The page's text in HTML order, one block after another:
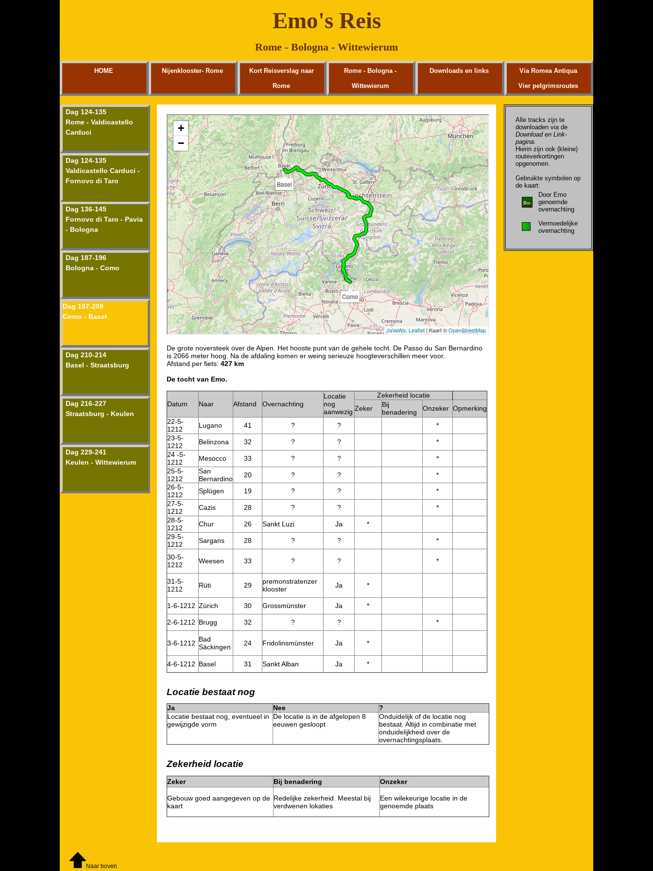
Emo's Reis
Rome - Bologna - Wittewierum
HOME Nijenklooster- Rome Kort Reisverslag naar
Rome
Rome - Bologna -
Wittewierum
Downloads en links Via Romea Antiqua
Vier pelgrimsroutes
Dag 124-135
Rome - Valdicastello
Carduci
Dag 124-135
Valdicastello Carduci -
Fornovo di Taro
Dag 136-145
Fornovo di Taro - Pavia
- Bologna
Dag 187-196
Bologna - Como
Dag 197-209
Como - Basel
Dag 210-214
Basel - Straatsburg
Dag 216-227
Straatsburg - Keulen
Dag 229-241
Keulen - Wittewierum
Alle tracks zijn te
downloaden via de
Download en Link-
pagina.
Hierin zijn ook (kleine)
routeverkortingen
opgenomen.
Gebruikte symbolen op
de kaart:
Door Emo
genoemde
overnachting
Vermoedelijke
overnachting
De grote noversteek over de Alpen. Het hooste punt van de gehele tocht. De Passo du San Bernardino
is 2066 meter hoog. Na de afdaling komen er weing serieuze hoogteverschillen meer voor.
Afstand per fiets: 427 km
De tocht van Emo.
Datum Naar Afstand Overnachting
Locatie
nog
aanwezig
Zekerheid locatie
Zeker
Bij
benadering
Onzeker Opmerking
22-5-
1212
Lugano 41 ? ?
*
23-5-
1212
Belinzona 32 ? ?
*
24 -5-
1212
Mesocco 33 ? ?
*
25-5-
1212
San
Bernardino
20 ? ?
*
26-5-
1212
Splügen 19 ? ?
*
27-5-
1212
Cazis 28 ? ?
*
28-5-
1212
Chur 26 Sankt Luzi Ja
*
29-5-
1212
Sargans 28 ? ? *
30-5-
1212
Weesen 33 ? ? *
31-5-
1212
Rüti 29
premonstratenzer
klooster
Ja *
1-6-1212 Zürich 30 Grossmünster Ja *
2-6-1212 Brugg 32 ? ? *
3-6-1212 Bad
Säckingen
24 Fridolinsmünster Ja *
4-6-1212 Basel 31 Sankt Alban Ja *
Locatie bestaat nog
Ja Nee
?
Locatie bestaat nog, eventueel in
gewijzigde vorm
De locatie is in de afgelopen 8
eeuwen gesloopt
Onduidelijk of de locatie nog
bestaat. Altijd in combinatie met
onduidelijkheid over de
overnachtingsplaats.
Zekerheid locatie
Zeker Bij benadering Onzeker
Gebouw goed aangegeven op de
kaart
Redelijke zekerheid. Meestal bij
verdwenen lokaties
Een wilekeurige locatie in de
genoemde plaats
Naar boven